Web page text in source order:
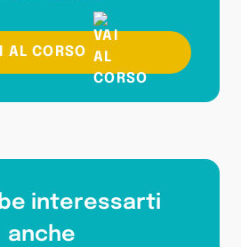
AL CORSO
interessarti
anche